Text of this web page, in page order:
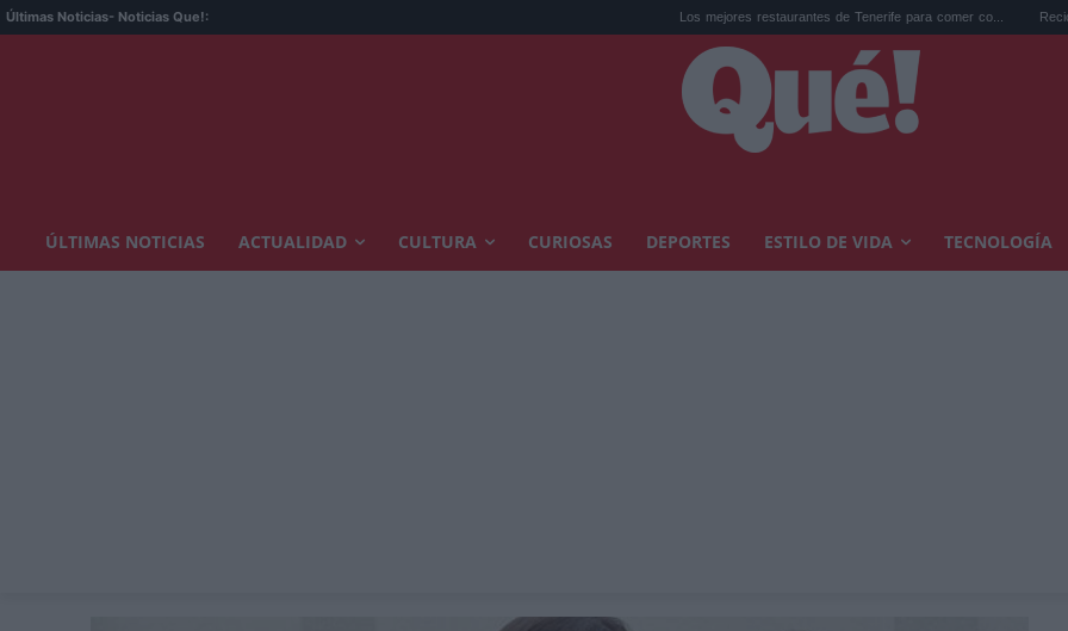
Últimas Noticias- Noticias Que!: Los mejores restaurantes de Tenerife para comer co... Reciclar
ÚLTIMAS NOTICIAS ACTUALIDAD CULTURA CURIOSAS DEPORTES ESTILO DE VIDA TECNOLOGÍA